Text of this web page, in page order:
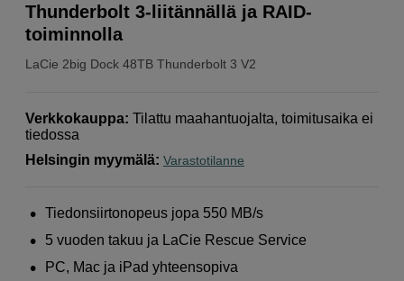
LaCie 2big Dock 48TB Thunderbolt 3 V2
Thunderbolt 3-liitännällä ja RAID-
toiminnolla
Verkkokauppa: Tilattu maahantuojalta, toimitusaika ei
tiedossa
Helsingin myymälä: Varastotilanne
Tiedonsiirtonopeus jopa 550 MB/s
5 vuoden takuu ja LaCie Rescue Service
PC, Mac ja iPad yhteensopiva